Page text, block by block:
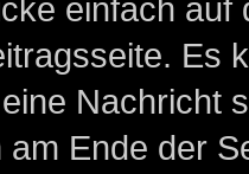
einfach
Es
Nachricht
am Ende der